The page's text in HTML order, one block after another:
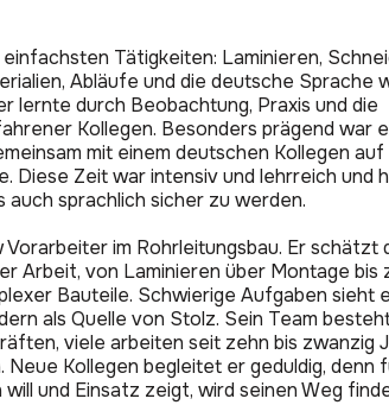
Tätigkeiten: Laminieren,
Abläufe und die deutsche Sprache
lernte durch Beobachtung, Praxis und die
Kollegen. Besonders prägend war
mit einem deutschen Kollegen
Diese Zeit war intensiv und lehrreich und
auch sprachlich sicher zu werden.
Vorarbeiter im Rohrleitungsbau. Er schätzt
Arbeit, von Laminieren über Montage bis
Bauteile. Schwierige Aufgaben sieht
als Quelle von Stolz. Sein Team
viele arbeiten seit zehn bis zwanzig
Neue Kollegen begleitet er geduldig, denn
will und Einsatz zeigt, wird seinen Weg